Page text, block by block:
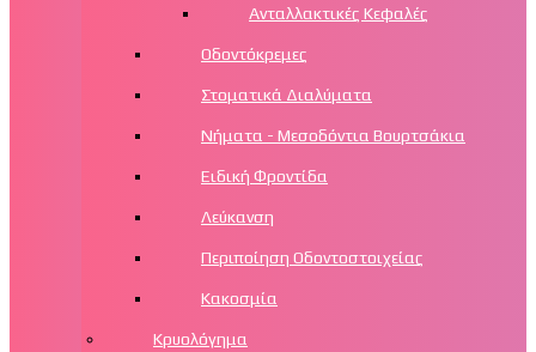
Ανταλλακτικές Κεφαλές
Οδοντόκρεμες
Στοματικά Διαλύματα
Νήματα - Μεσοδόντια Βουρτσάκια
Ειδική Φροντίδα
Λεύκανση
Περιποίηση Οδοντοστοιχείας
Κακοσμία
Κρυολόγημα